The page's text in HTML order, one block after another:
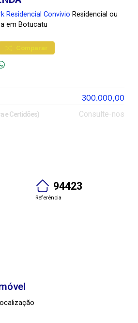
Residencial Convivio Residencial ou
em Botucatu
Comparar
300.000,00
e Certidões) Consulte-nos
94423
Referência